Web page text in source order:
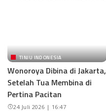
TINJU INDONESIA
Wonoroya Dibina di Jakarta,
Setelah Tua Membina di
Pertina Pacitan
24 Juli 2026 | 16:47